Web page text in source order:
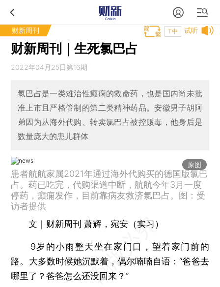
财新周刊 试听
T中
财新周刊｜生死氯巴占
2022年04月25日第16期
氯巴占是一类难治性癫痫的救命药，也是国内尚未批
准上市且严格管制的第二类精神药品。安徽男子胡阿
弟因为从海外代购、转卖氯巴占被控贩毒，他身后是
数量庞大的患儿群体
原图
患者航航家属2021年通过海外代购买的德国版氯巴
占。药已吃完，代购渠道中断，航航今年3月一度
停药，癫痫发作，目前靠病友救济氯巴占。图：受
访者提供
文｜财新周刊 萧辉，宛安（实习）
9岁的小雨整天坐在家门口，望着家门前的
路。大多数时候她沉默着，偶尔喃喃自语：“爸爸去
哪里了？爸爸怎么还没回来？”